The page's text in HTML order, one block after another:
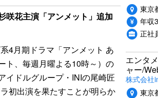
花主演「アンメット」追加
4月期ドラマ「アンメット あ
ト、毎週月曜よる10時～）の
イドルグループ・INIの尾崎匠
初出演を果たすことが明らか
東京
年収
正社
エンタ
ャー/
株式会社
東京